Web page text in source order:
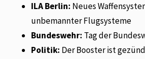
ILA Berlin: Neues
unbemannter Flugsysteme
Bundeswehr: Tag der
Politik: Der Booster ist